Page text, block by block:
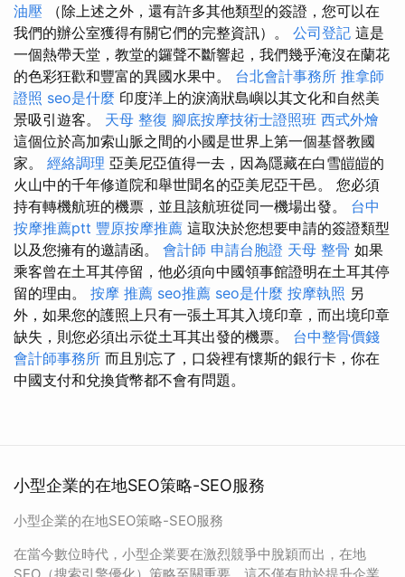
油壓 （除上述之外，還有許多其他類型的簽證，您可以在
我們的辦公室獲得有關它們的完整資訊）。 公司登記 這是
一個熱帶天堂，教堂的鑼聲不斷響起，我們幾乎淹沒在蘭花
的色彩狂歡和豐富的異國水果中。 台北會計事務所 推拿師
證照 seo是什麼 印度洋上的淚滴狀島嶼以其文化和自然美
景吸引遊客。 天母 整復 腳底按摩技術士證照班 西式外燴
這個位於高加索山脈之間的小國是世界上第一個基督教國
家。 經絡調理 亞美尼亞值得一去，因為隱藏在白雪皚皚的
火山中的千年修道院和舉世聞名的亞美尼亞干邑。 您必須
持有轉機航班的機票，並且該航班從同一機場出發。 台中
按摩推薦ptt 豐原按摩推薦 這取決於您想要申請的簽證類型
以及您擁有的邀請函。 會計師 申請台胞證 天母 整骨 如果
乘客曾在土耳其停留，他必須向中國領事館證明在土耳其停
留的理由。 按摩 推薦 seo推薦 seo是什麼 按摩執照 另
外，如果您的護照上只有一張土耳其入境印章，而出境印章
缺失，則您必須出示從土耳其出發的機票。 台中整骨價錢
會計師事務所 而且別忘了，口袋裡有懷斯的銀行卡，你在
中國支付和兌換貨幣都不會有問題。
小型企業的在地SEO策略-SEO服務
小型企業的在地SEO策略-SEO服務
在當今數位時代，小型企業要在激烈競爭中脫穎而出，在地